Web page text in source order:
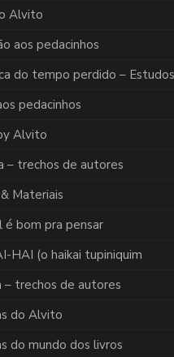
Alvito
aos pedacinhos
do tempo perdido –
pedacinhos
Alvito
– trechos de autores
Materiais
é bom pra pensar
HAI (o haikai tupiniquim
– trechos de autores
do Alvito
do mundo dos livros